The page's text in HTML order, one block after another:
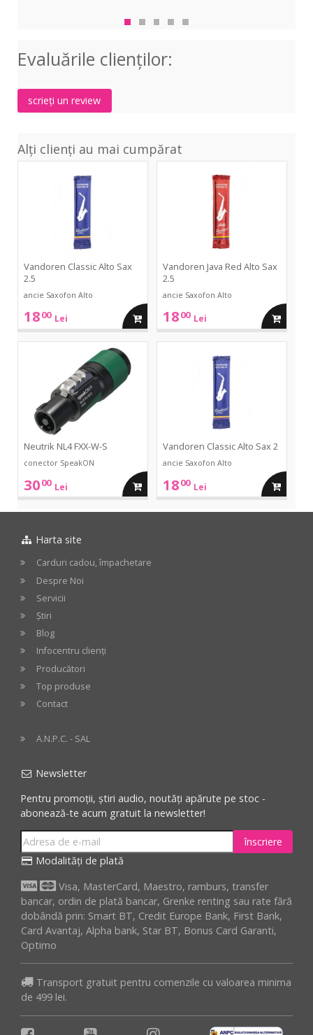
B
Clips
Varitilt
Speaker
Evaluările clienţilor:
scrieți un review
Alți clienți au mai cumpărat
Vandoren Classic Alto Sax
2.5
ancie Saxofon Alto
1800 Lei adauga
cos
Vandoren Java Red Alto Sax
2.5
ancie Saxofon Alto
1800 Lei adauga
Neutrik NL4 FXX-W-S
conector SpeakON
3000 Lei adauga
in
Vandoren Classic Alto Sax 2
ancie Saxofon Alto
1800 Lei adauga
in
Harta site
Carduri cadou, împachetare
Despre Noi
Servicii
Știri
Blog
Infocentru clienți
Producători
Top produse
Contact
A.N.P.C. - SAL
Newsletter
Pentru promoții, știri audio, noutăți apărute pe stoc -
abonează-te acum gratuit la newsletter!
înscriere
Modalități de plată
Visa, MasterCard, Maestro, ramburs, transfer
bancar, ordin de plată bancar, Grenke renting sau rate fără
dobândă prin: Smart BT, Credit Europe Bank, First Bank,
Card Avantaj, Alpha bank, Star BT, Bonus Card Garanti,
Optimo
Transport gratuit pentru comenzile cu valoarea minima
de 499 lei.